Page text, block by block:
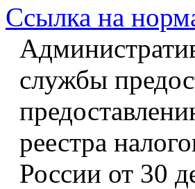
Ссылка на
службы
реестра
России от 30